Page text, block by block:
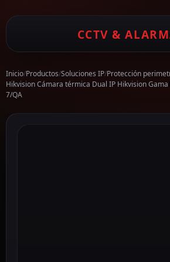
CCTV &
Inicio/Productos/Soluciones IP/Protección
Hikvision Cámara térmica Dual IP Hikvision Gama
7/QA